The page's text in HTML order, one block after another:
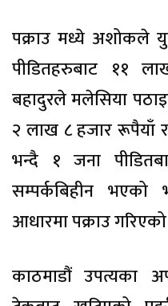
पक्राउ मध्ये अशोकले
पीडितहरुबाट ११
बहादुरले मलेसिया
२ लाख ८ हजार रूपैयाँ
भन्दै १ जना
सम्पर्कबिहीन भएको
आधारमा पक्राउ गरिएको
काठमाडौं उपत्यका